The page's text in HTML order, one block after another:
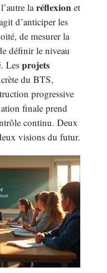
laréflexion et
d’anticiper les
de mesurer la
définir le niveau
Les projets
du BTS,
progressive
finale prend
continu. Deux
visions du futur.